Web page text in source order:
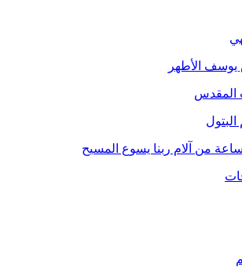
يوسف الأطهر
المقدس
من آلام ربنا يسوع المسيح